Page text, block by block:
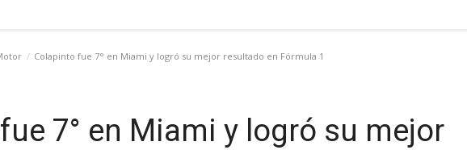
Colapinto fue 7° en Miami y logró su mejor resultado en Fórmula 1
7° en Miami y logró su mejor